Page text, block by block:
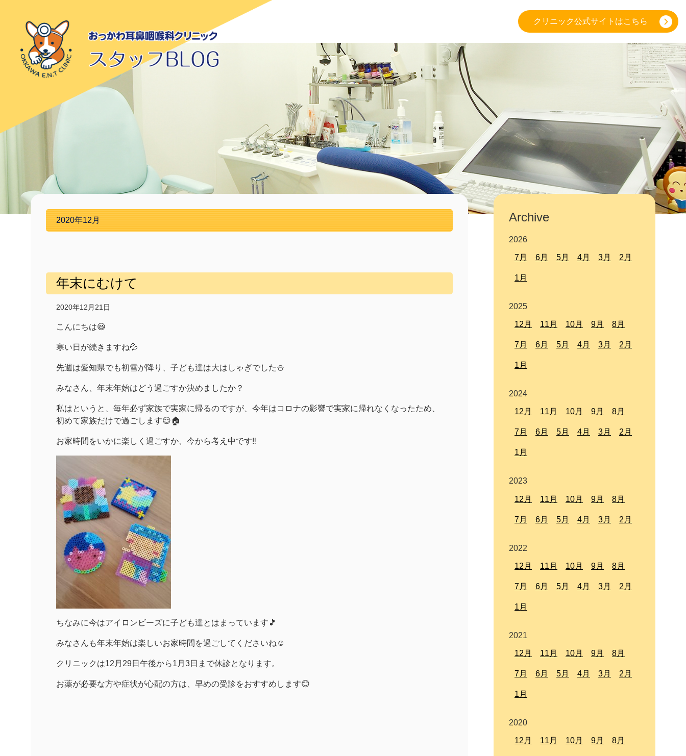
クリニック公式サイトはこちら
2020年12月
年末にむけて
2020年12月21日
こんにちは😃
寒い日が続きますね💦
先週は愛知県でも初雪が降り、子ども達は大はしゃぎでした⛄
みなさん、年末年始はどう過ごすか決めましたか？
私はというと、毎年必ず家族で実家に帰るのですが、今年はコロナの影響で実家に帰れなくなったため、
初めて家族だけで過ごします😌🏠
お家時間をいかに楽しく過ごすか、今から考え中です‼️
ちなみに今はアイロンビーズに子ども達とはまっています🎵
みなさんも年末年始は楽しいお家時間を過ごしてくださいね☺️
クリニックは12月29日午後から1月3日まで休診となります。
お薬が必要な方や症状が心配の方は、早めの受診をおすすめします😊
Archive
2026
7月 6月 5月 4月 3月 2月
1月
2025
12月 11月 10月 9月 8月
7月 6月 5月 4月 3月 2月
1月
2024
12月 11月 10月 9月 8月
7月 6月 5月 4月 3月 2月
1月
2023
12月 11月 10月 9月 8月
7月 6月 5月 4月 3月 2月
2022
12月 11月 10月 9月 8月
7月 6月 5月 4月 3月 2月
1月
2021
12月 11月 10月 9月 8月
7月 6月 5月 4月 3月 2月
1月
2020
12月 11月 10月 9月 8月